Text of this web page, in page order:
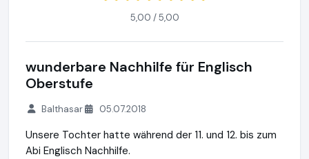
5,00 / 5,00
wunderbare Nachhilfe für Englisch
Oberstufe
Balthasar 05.07.2018
Unsere Tochter hatte während der 11. und 12. bis zum
Abi Englisch Nachhilfe.